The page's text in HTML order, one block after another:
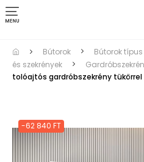
Toggle
navigation
Bútorok Bútorok
és szekrények
tolóajtós gardróbszekrény
-62 840 FT